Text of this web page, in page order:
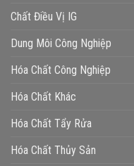
Chất Điều Vị IG
Dung Môi Công Nghiệp
Hóa Chất Công Nghiệp
Hóa Chất Khác
Hóa Chất Tẩy Rửa
Hóa Chất Thủy Sản